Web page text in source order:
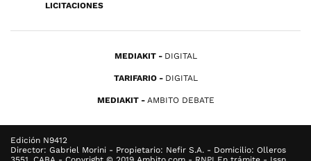
LICITACIONES
MEDIAKIT DIGITAL
TARIFARIO DIGITAL
MEDIAKIT AMBITO DEBATE
Edición N9412
Director: Gabriel Morini - Propietario: Nefir S.A. - Domicilio: Olleros